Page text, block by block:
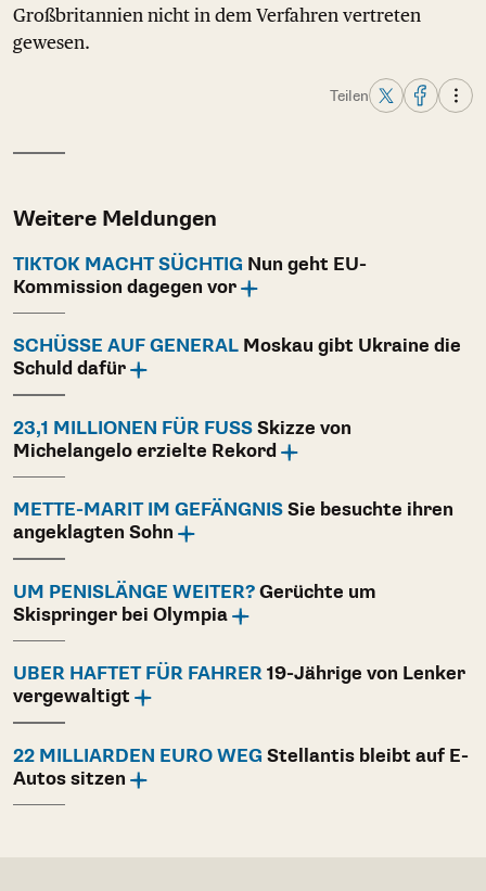
Großbritannien nicht in dem Verfahren vertreten
gewesen.
Teilen
Weitere Meldungen
TIKTOK MACHT SÜCHTIG Nun geht EU-
Kommission dagegen vor
SCHÜSSE AUF GENERAL Moskau gibt Ukraine die
Schuld dafür
23,1 MILLIONEN FÜR FUSS
Skizze von
Michelangelo erzielte Rekord
METTE-MARIT IM GEFÄNGNIS Sie besuchte ihren
angeklagten Sohn
UM PENISLÄNGE WEITER? Gerüchte um
Skispringer bei Olympia
UBER HAFTET FÜR FAHRER 19-Jährige von Lenker
vergewaltigt
22 MILLIARDEN EURO WEG Stellantis bleibt auf E-
Autos sitzen